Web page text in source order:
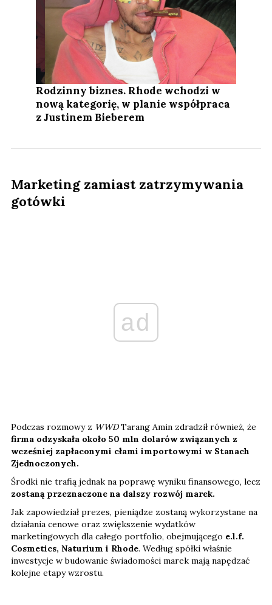
Rodzinny biznes. Rhode wchodzi w
nową kategorię, w planie współpraca
z Justinem Bieberem
Marketing zamiast zatrzymywania
gotówki
ad
Podczas rozmowy z WWDTarang Amin zdradził również, że
firma odzyskała około 50 mln dolarów związanych z
wcześniej zapłaconymi cłami importowymi w Stanach
Zjednoczonych.
Środki nie trafią jednak na poprawę wyniku finansowego, lecz
zostaną przeznaczone na dalszy rozwój marek.
Jak zapowiedział prezes, pieniądze zostaną wykorzystane na
działania cenowe oraz zwiększenie wydatków
marketingowych dla całego portfolio, obejmującego e.l.f.
Cosmetics, Naturium i Rhode. Według spółki właśnie
inwestycje w budowanie świadomości marek mają napędzać
kolejne etapy wzrostu.